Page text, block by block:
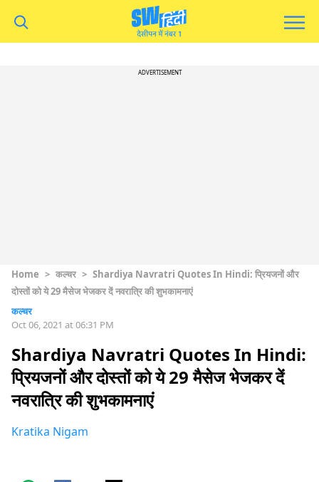
ADVERTISEMENT
Home > कल्चर > Shardiya Navratri Quotes In Hindi: प्रियजनों और
दोस्तों को ये 29 मैसेज भेजकर दें नवरात्रि की शुभकामनाएं
कल्चर
Oct 06, 2021 at 06:31 PM
Shardiya Navratri Quotes In Hindi:
प्रियजनों और दोस्तों को ये 29 मैसेज भेजकर दें
नवरात्रि की शुभकामनाएं
Kratika Nigam